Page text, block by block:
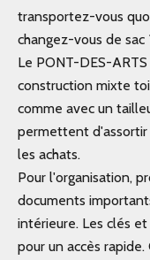
transportez-vous
changez-vous de sac
Le PONT-DES-
construction mixte
comme avec un
permettent
les achats.
Pour l'organisation,
documents
intérieure. Les clés
pour un accès